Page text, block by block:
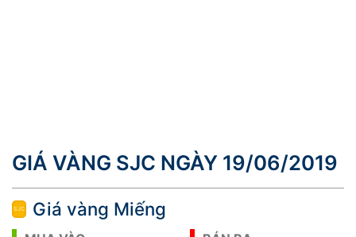
GIÁ VÀNG SJC NGÀY 19/06/2019
Giá vàng Miếng